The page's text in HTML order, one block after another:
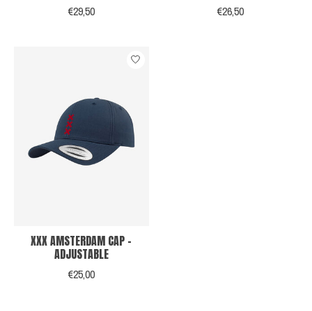
€29,50 €26,50
XXX AMSTERDAM CAP -
ADJUSTABLE
€25,00